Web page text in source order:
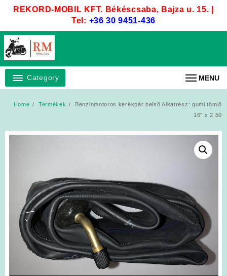
REKORD-MOBIL KFT. Békéscsaba, Bajza u. 15. |
Tel: +36 30 9451-436
Category MENU
Home Termékek
Benzinmotoros kerékpár belső Alkatrész: gumi tömlő
16″ x 2.50